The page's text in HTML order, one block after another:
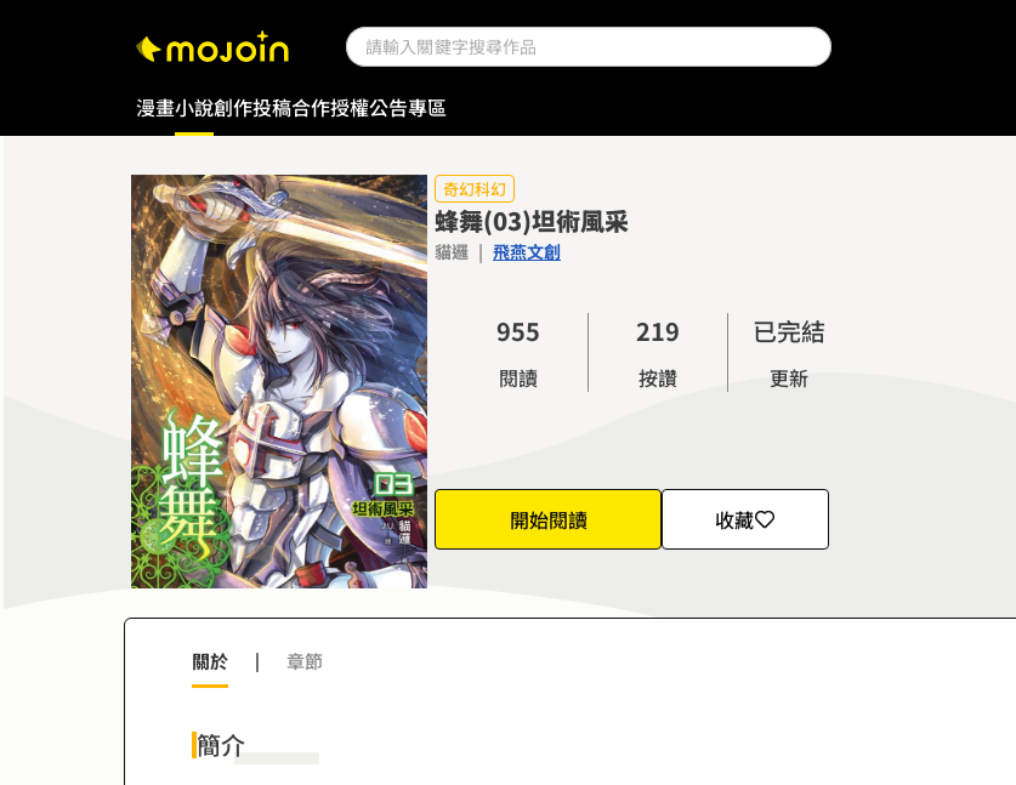
漫畫小說創作投稿合作授權公告專區
奇幻科幻
蜂舞(03)坦術風采
貓邏 | 飛燕文創
1
2
5
6
7
9
1
2
3
5
6
2
3
5
6
閱讀
2
3
8
1
2
7
9
1
2
9
按讚
已完結
更新
開始閱讀 收藏
關於 | 章節
簡介